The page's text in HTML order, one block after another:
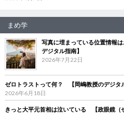
まめ学
写真に埋まっている位置情報
デジタル指南】
2026年7月22日
ゼロトラストって何？ 【岡嶋教授のデジタ
2026年6月18日
きっと大平元首相は泣いている 【政眼鏡（